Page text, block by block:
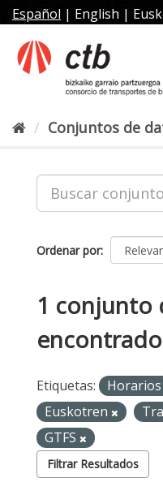
al
contenido
Español | English |
Conjuntos de
Ordenar por
1 conjunto
encontrado
Etiquetas: Horarios
Euskotren
GTFS
Filtrar Resultados